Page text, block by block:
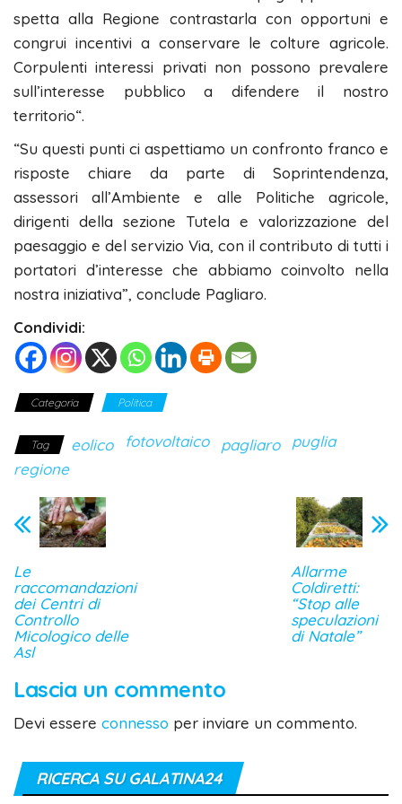
spetta alla Regione contrastarla con opportuni e
congrui incentivi a conservare le colture agricole.
Corpulenti interessi privati non possono prevalere
sull’interesse pubblico a difendere il nostro
territorio“.
“Su questi punti ci aspettiamo un confronto franco e
risposte chiare da parte di Soprintendenza,
assessori all’Ambiente e alle Politiche agricole,
dirigenti della sezione Tutela e valorizzazione del
paesaggio e del servizio Via, con il contributo di tutti i
portatori d’interesse che abbiamo coinvolto nella
nostra iniziativa”, conclude Pagliaro.
Condividi:
Categoria Politica
Tag eolico fotovoltaico pagliaro
puglia
regione
Le
raccomandazioni
dei Centri di
Controllo
Micologico delle
Asl
Allarme
Coldiretti:
“Stop alle
speculazioni
di Natale”
Lascia un commento
Devi essere connesso per inviare un commento.
RICERCA SU GALATINA24